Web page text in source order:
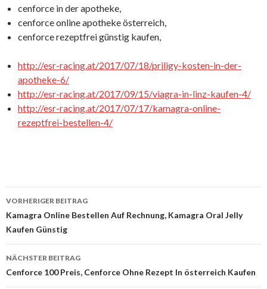
cenforce in der apotheke,
cenforce online apotheke österreich,
cenforce rezeptfrei günstig kaufen,
http://esr-racing.at/2017/07/18/priligy-kosten-in-der-
apotheke-6/
http://esr-racing.at/2017/09/15/viagra-in-linz-kaufen-4/
http://esr-racing.at/2017/07/17/kamagra-online-
rezeptfrei-bestellen-4/
Beitrags-
Navigation
VORHERIGER BEITRAG
Kamagra Online Bestellen Auf Rechnung, Kamagra Oral Jelly
Kaufen Günstig
NÄCHSTER BEITRAG
Cenforce 100 Preis, Cenforce Ohne Rezept In österreich Kaufen